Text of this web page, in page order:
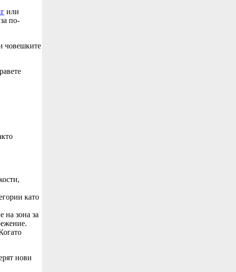
или
за по-
човешките
като
на зона за
нови